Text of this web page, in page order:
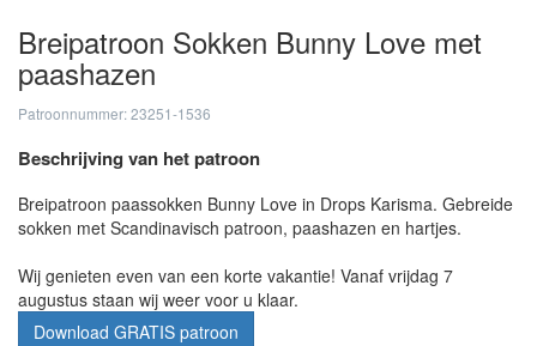
Breipatroon Sokken Bunny Love met
paashazen
Patroonnummer: 23251-1536
Beschrijving van het patroon
Breipatroon paassokken Bunny Love in Drops Karisma. Gebreide
sokken met Scandinavisch patroon, paashazen en hartjes.
Wij genieten even van een korte vakantie! Vanaf vrijdag 7
augustus staan wij weer voor u klaar.
Download GRATIS patroon